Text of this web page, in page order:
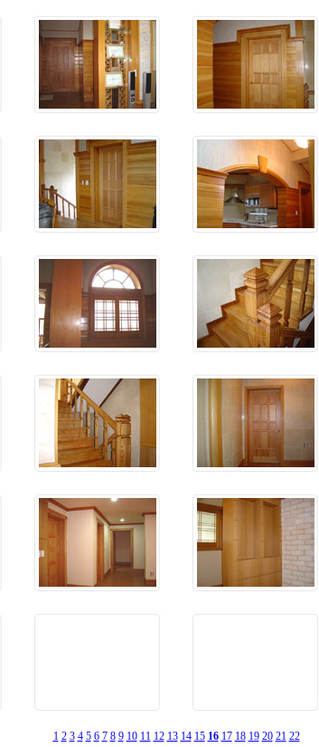
1 2 3 4 5 6 7 8 9 10 11 12 13 14 15 16 17 18 19 20 21 22